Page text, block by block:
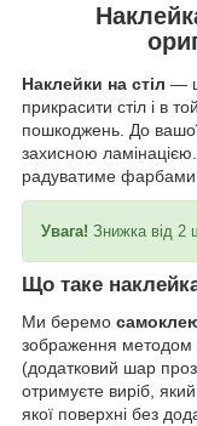
Наклейки на стіл —
прикрасити стіл і в
пошкоджень. До вашої
захисною
радуватиме фарбами,
Увага! Знижка від 2
Що таке
Ми беремо
зображення методом
(додатковий шар
отримуєте виріб,
якої поверхні без